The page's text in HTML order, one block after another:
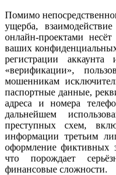
Помимо
ущерба,
онлайн-проектами
ваших
регистрации
«верификации»,
мошенникам
паспортные данные,
адреса и номера
дальнейшем
преступных схем,
информации третьим
оформление фиктивных
что порождает
финансовые сложности.